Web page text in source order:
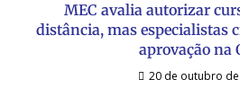
MEC avalia autorizar
distância, mas especialistas
aprovação na
20 de outubro de